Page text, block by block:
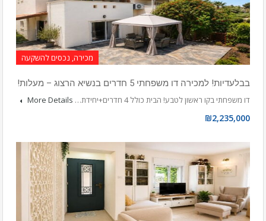
מכירה, נכסים להשקעה
בבלעדיות! למכירה דו משפחתי 5 חדרים בנשיא הרצוג – מעלות!
דו משפחתי בקו ראשון לטבע! הבית כולל 4 חדרים+יחידת…
More Details
₪2,235,000